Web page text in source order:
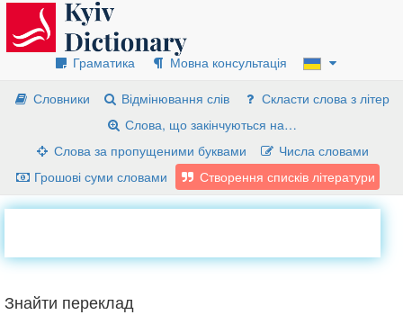
Граматика
Мовна консультація
Словники
Відмінювання слів
Скласти слова з літер
Слова, що закінчуються на…
Слова за пропущеними буквами
Числа словами
Грошові суми словами
Створення списків літератури
Знайти переклад